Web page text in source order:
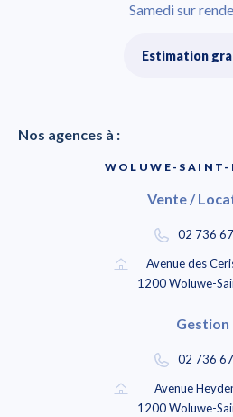
Samedi sur
Estimation
Nos agences à :
WOLUWE-SAINT-
Vente /
02 736
Avenue des
1200 Woluwe-
Gestion
02 736
Avenue
1200 Woluwe-